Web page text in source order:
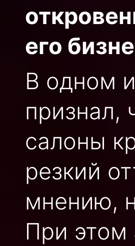
его
В одном
признал,
салоны
резкий
мнению,
При этом